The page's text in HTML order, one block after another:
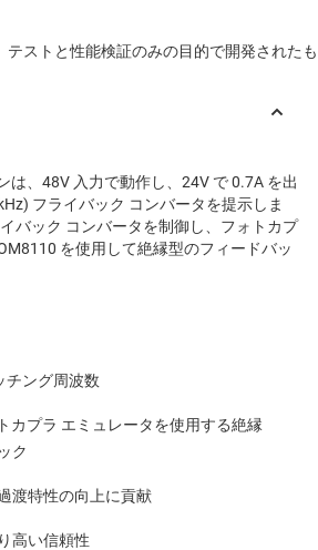
は、48V 入力で動作し、24V で 0.7A を出
フライバック コンバータを提示しま
バック コンバータを制御し、フォトカプ
を使用して絶縁型のフィードバッ
チング周波数
カプラ エミュレータを使用する絶縁
ク
渡特性の向上に貢献
高い信頼性
テストと性能検証のみの目的で開発された